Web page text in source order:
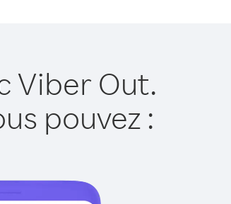
Viber Out.
pouvez :